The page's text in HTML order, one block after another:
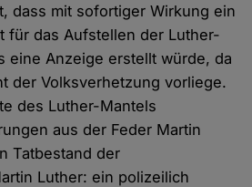
dass mit sofortiger Wirkung ein
für das Aufstellen der Luther-
eine Anzeige erstellt würde, da
der Volksverhetzung vorliege.
des Luther-Mantels
aus der Feder Martin
Tatbestand der
Luther: ein polizeilich